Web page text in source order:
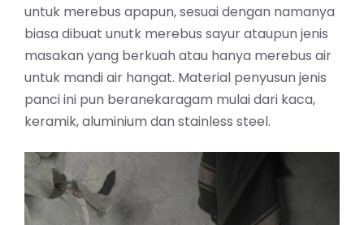
untuk merebus apapun, sesuai dengan namanya
biasa dibuat unutk merebus sayur ataupun jenis
masakan yang berkuah atau hanya merebus air
untuk mandi air hangat. Material penyusun jenis
panci ini pun beranekaragam mulai dari kaca,
keramik, aluminium dan stainless steel.